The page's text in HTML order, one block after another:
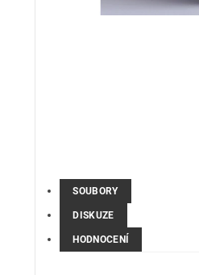
SOUBORY
DISKUZE
HODNOCENÍ